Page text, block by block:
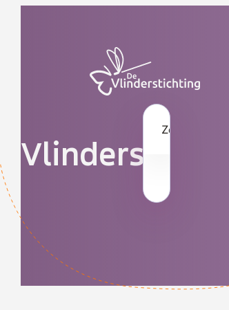
Vlinders
Zoek op naam